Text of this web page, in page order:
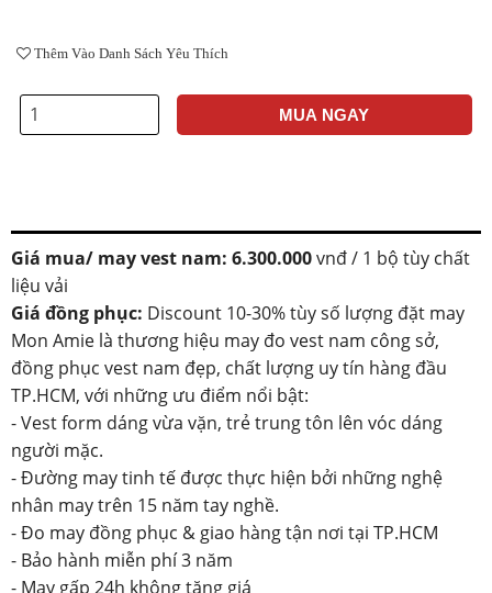
Thêm Vào Danh Sách Yêu Thích
MUA NGAY
Giá mua/ may vest nam: 6.300.000vnđ / 1 bộ tùy chất
liệu vải
Giá đồng phục: Discount 10-30% tùy số lượng đặt may
Mon Amie là thương hiệu may đo vest nam công sở,
đồng phục vest nam đẹp, chất lượng uy tín hàng đầu
TP.HCM, với những ưu điểm nổi bật:
- Vest form dáng vừa vặn, trẻ trung tôn lên vóc dáng
người mặc.
- Đường may tinh tế được thực hiện bởi những nghệ
nhân may trên 15 năm tay nghề.
- Đo may đồng phục & giao hàng tận nơi tại TP.HCM
- Bảo hành miễn phí 3 năm
- May gấp 24h không tăng giá